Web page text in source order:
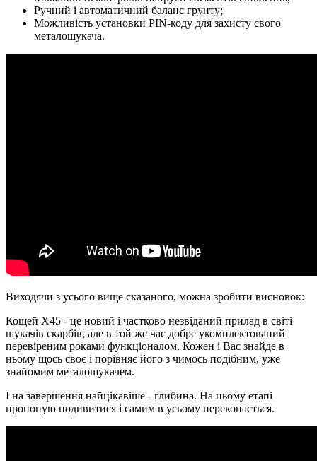
Ручний і автоматичний баланс грунту;
Можливість установки PIN-коду для захисту свого
металошукача.
Виходячи з усього вище сказаного, можна зробити висновок:
Кощей Х45 - це новий і частково незвіданий прилад в світі
шукачів скарбів, але в той же час добре укомплектований
перевіреним роками функціоналом. Кожен і Вас знайде в
ньому щось своє і порівняє його з чимось подібним, уже
знайомим металошукачем.
І на завершення найцікавіше - глибина. На цьому етапі
пропоную подивитися і самим в усьому переконається.